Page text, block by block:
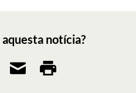
notícia?